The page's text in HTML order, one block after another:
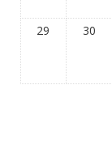
29 30